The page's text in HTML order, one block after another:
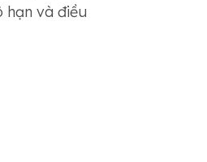
hạn và điều